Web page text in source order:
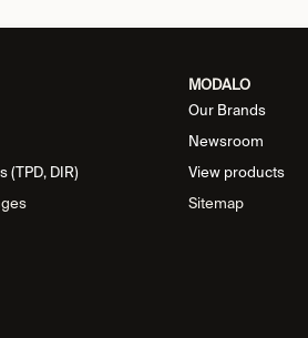
MODALO
Our Brands
Newsroom
View products
Sitemap
(TPD, DIR)